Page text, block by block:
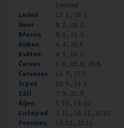
14denní
Leden
12. 1., 26. 1.
Únor
9. 2., 23. 2.
Březen
9. 3., 23. 3.
Duben
6. 4., 20,4.
Květen
4. 5., 18. 5.
Červen
1. 6., 15. 6., 29.6.
Červenec
13. 7., 27.7.
Srpen
10. 8., 24. 8.
Září
7. 9., 21. 9.
Říjen
5. 10., 19. 10.
Listopad
2. 11., 16. 11., 30.11.
Prosinec
14. 12., 28.12.